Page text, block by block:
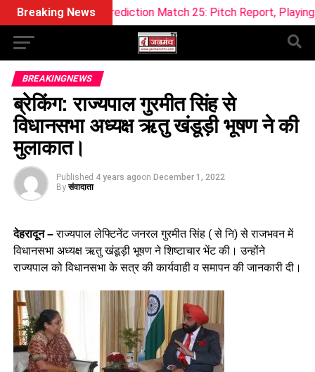
Breaking News
Prediction Match 25: Pitch Report, Playing 11 & Fantasy
BREAKINGNEWS
ब्रेकिंग: राज्यपाल गुरमीत सिंह से
विधानसभा अध्यक्ष ऋतु खंडूड़ी भूषण ने की
मुलाकात।
Published 4 years agoon December 1, 2022
By संवादाता
देहरादून –राज्यपाल लेफ्टिनेंट जनरल गुरमीत सिंह ( से नि) से राजभवन में
विधानसभा अध्यक्ष ऋतु खंडूड़ी भूषण ने शिष्टाचार भेंट की। उन्होंने
राज्यपाल को विधानसभा के सत्र की कार्यवाही व समापन की जानकारी दी।